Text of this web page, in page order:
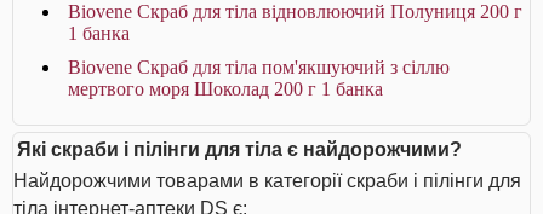
Biovene Скраб для тіла відновлюючий Полуниця 200 г
1 банка
Biovene Скраб для тіла пом'якшуючий з сіллю
мертвого моря Шоколад 200 г 1 банка
Які скраби і пілінги для тіла є найдорожчими?
Найдорожчими товарами в категорії скраби і пілінги для
тіла інтернет-аптеки DS є: